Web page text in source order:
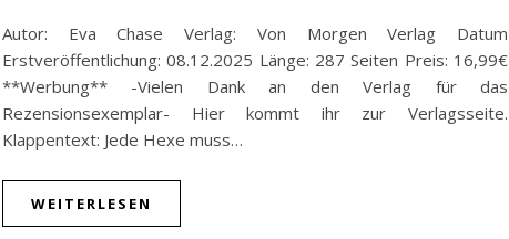
Autor: Eva Chase Verlag: Von Morgen Verlag Datum
Erstveröffentlichung: 08.12.2025 Länge: 287 Seiten Preis: 16,99€
**Werbung** -Vielen Dank an den Verlag für das
Rezensionsexemplar- Hier kommt ihr zur Verlagsseite.
Klappentext: Jede Hexe muss…
WEITERLESEN